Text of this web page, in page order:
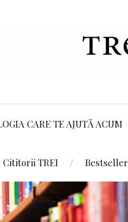
CARE TE AJUTĂ ACUM
Cititorii TREI Bestseller